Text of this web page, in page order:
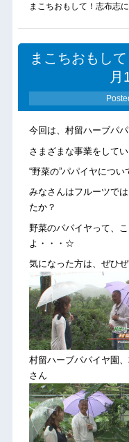
まこちおもして！志布志
まこちおもし
月
今回は、村留ハーブパ
さまざまな事業をして
“野菜の”パパイヤについ
みなさんはフルーツで
たか？
野菜のパパイヤって、
よ・・・☆
気になった方は、ぜひ
村留ハーブパパイヤ園
さん